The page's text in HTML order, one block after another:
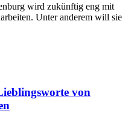
wird zukünftig eng mit
Unter anderem will sie
von